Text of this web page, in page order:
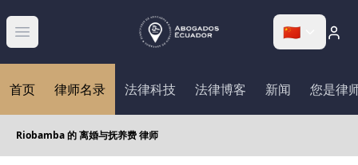
Abrir menú 🇨🇳
首页 律师名录 法律科技 法律博客 新闻 您是律
Riobamba 的 离婚与抚养费 律师